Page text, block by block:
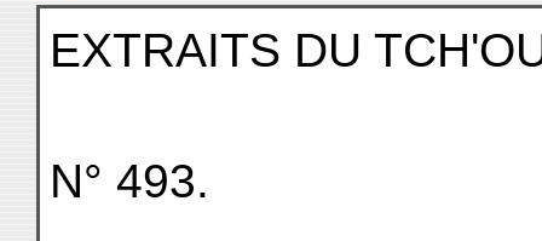
EXTRAITS DU
N° 493.